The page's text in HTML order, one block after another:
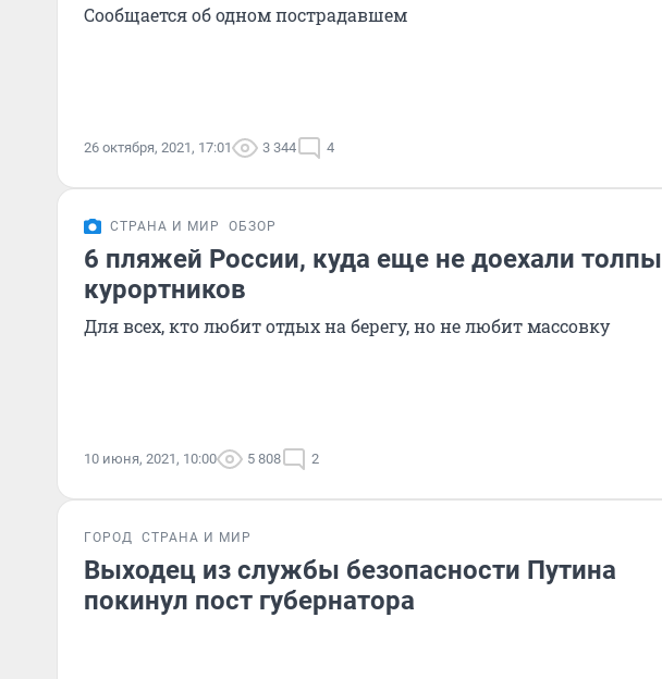
Сообщается об одном пострадавшем
26 октября, 2021, 17:01 3 344 4
СТРАНА И МИР ОБЗОР
6 пляжей России, куда еще не доехали толпы
курортников
Для всех, кто любит отдых на берегу, но не любит массовку
10 июня, 2021, 10:00 5 808 2
ГОРОД СТРАНА И МИР
Выходец из службы безопасности Путина
покинул пост губернатора